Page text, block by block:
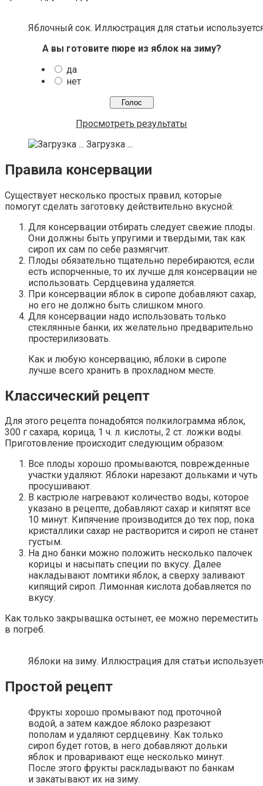
Яблочный сок. Иллюстрация для статьи
А вы готовите пюре из яблок на зиму?
да
нет
Просмотреть результаты
Загрузка ...
Правила консервации
Существует несколько простых правил, которые
помогут сделать заготовку действительно вкусной:
Для консервации отбирать следует свежие плоды.
Они должны быть упругими и твердыми, так как
сироп их сам по себе размягчит.
Плоды обязательно тщательно перебираются, если
есть испорченные, то их лучше для консервации не
использовать. Сердцевина удаляется.
При консервации яблок в сиропе добавляют сахар,
но его не должно быть слишком много.
Для консервации надо использовать только
стеклянные банки, их желательно предварительно
простерилизовать.
Как и любую консервацию, яблоки в сиропе
лучше всего хранить в прохладном месте.
Классический рецепт
Для этого рецепта понадобятся полкилограмма яблок,
300 г сахара, корица, 1 ч. л. кислоты, 2 ст. ложки воды.
Приготовление происходит следующим образом:
Все плоды хорошо промываются, поврежденные
участки удаляют. Яблоки нарезают дольками и чуть
просушивают.
В кастрюле нагревают количество воды, которое
указано в рецепте, добавляют сахар и кипятят все
10 минут. Кипячение производится до тех пор, пока
кристаллики сахар не растворится и сироп не станет
густым.
На дно банки можно положить несколько палочек
корицы и насыпать специи по вкусу. Далее
накладывают ломтики яблок, а сверху заливают
кипящий сироп. Лимонная кислота добавляется по
вкусу.
Как только закрывашка остынет, ее можно переместить
в погреб.
Яблоки на зиму. Иллюстрация для статьи
Простой рецепт
Фрукты хорошо промывают под проточной
водой, а затем каждое яблоко разрезают
пополам и удаляют сердцевину. Как только
сироп будет готов, в него добавляют дольки
яблок и проваривают еще несколько минут.
После этого фрукты раскладывают по банкам
и закатывают их на зиму.